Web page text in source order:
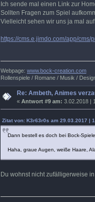
Ich sende mal einen Link zur
Sollten Fragen zum Spiel
Vielleicht sehen wir uns ja mal
https://cms.e.jimdo.com/app/
Webpage: www.bock-creation.com
Rollenspiele / Romane / Musik /
Re: Ambeth, Animes
«Antwort #9 am: 3.02.2018 |
Zitat von: K3r63r0s am 29.03.2017 |
Dann bestell es doch bei Bock-
Haha, graue Augen, weiße Haare,
Du wohnst nicht zufälligerweise